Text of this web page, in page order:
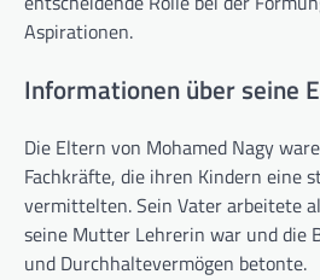
Aspirationen.
Informationen über seine
Die Eltern von Mohamed Nagy
Fachkräfte, die ihren Kindern eine
vermittelten. Sein Vater arbeitete
seine Mutter Lehrerin war und die
und Durchhaltevermögen betonte.